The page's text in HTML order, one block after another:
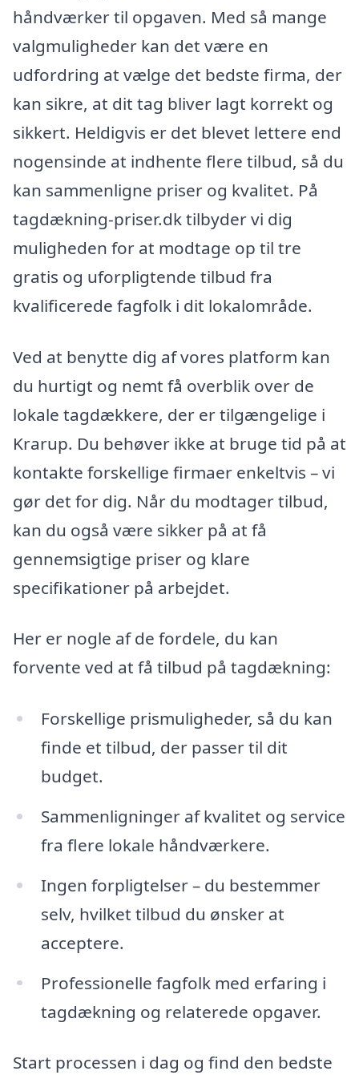
håndværker til opgaven. Med så mange
valgmuligheder kan det være en
udfordring at vælge det bedste firma, der
kan sikre, at dit tag bliver lagt korrekt og
sikkert. Heldigvis er det blevet lettere end
nogensinde at indhente flere tilbud, så du
kan sammenligne priser og kvalitet. På
tagdækning-priser.dk tilbyder vi dig
muligheden for at modtage op til tre
gratis og uforpligtende tilbud fra
kvalificerede fagfolk i dit lokalområde.
Ved at benytte dig af vores platform kan
du hurtigt og nemt få overblik over de
lokale tagdækkere, der er tilgængelige i
Krarup. Du behøver ikke at bruge tid på at
kontakte forskellige firmaer enkeltvis – vi
gør det for dig. Når du modtager tilbud,
kan du også være sikker på at få
gennemsigtige priser og klare
specifikationer på arbejdet.
Her er nogle af de fordele, du kan
forvente ved at få tilbud på tagdækning:
Forskellige prismuligheder, så du kan
finde et tilbud, der passer til dit
budget.
Sammenligninger af kvalitet og service
fra flere lokale håndværkere.
Ingen forpligtelser – du bestemmer
selv, hvilket tilbud du ønsker at
acceptere.
Professionelle fagfolk med erfaring i
tagdækning og relaterede opgaver.
Start processen i dag og find den bedste